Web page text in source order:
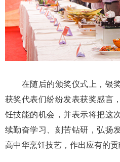
在随后的颁奖仪式上，银奖
获奖代表们纷纷发表获奖感言
饪技能的机会，并表示将把这
续勤奋学习、刻苦钻研，弘扬
高中华烹饪技艺，作出应有的贡